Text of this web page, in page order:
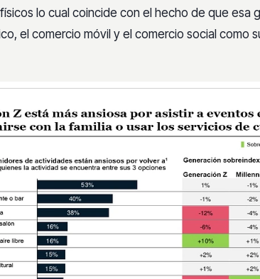
esperaba
físicos
lo cual coincide con el hecho de que esa
el comercio móvil y el comercio social como